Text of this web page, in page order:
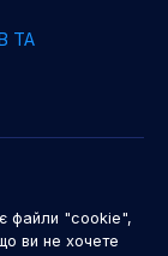
ТА
файли "cookie",
ви не хочете